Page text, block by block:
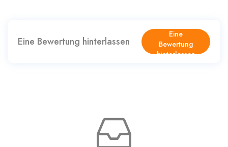
Eine Bewertung hinterlassen
Eine
Bewertung
hinterlassen